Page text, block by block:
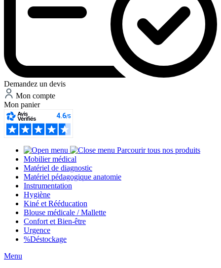
Demandez un devis
Mon compte
Mon panier
Parcourir tous nos produits
Mobilier médical
Matériel de diagnostic
Matériel pédagogique anatomie
Instrumentation
Hygiène
Kiné et Rééducation
Blouse médicale / Mallette
Confort et Bien-être
Urgence
%Déstockage
Menu